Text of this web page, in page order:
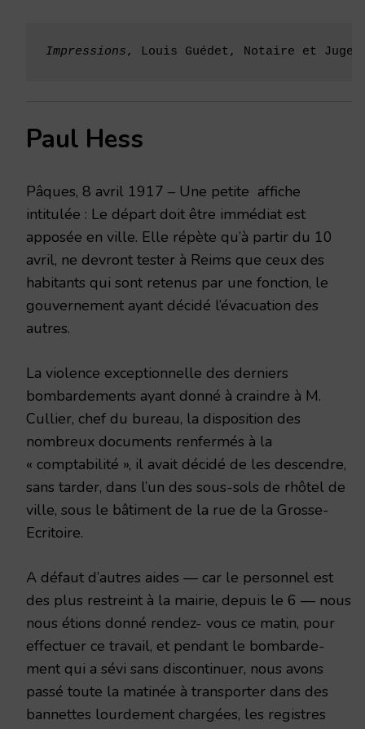
Impressions, Louis Guédet, Notaire et
Paul Hess
Pâques, 8 avril 1917 – Une petite affiche
intitulée : Le départ doit être immédiat est
apposée en ville. Elle répète qu’à partir du 10
avril, ne devront tester à Reims que ceux des
habitants qui sont retenus par une fonction, le
gouvernement ayant décidé l’évacuation des
autres.
La violence exceptionnelle des derniers
bombardements ayant donné à craindre à M.
Cullier, chef du bureau, la disposition des
nombreux documents renfermés à la
« comptabilité », il avait décidé de les descendre,
sans tarder, dans l’un des sous-sols de rhôtel de
ville, sous le bâtiment de la rue de la Grosse-
Ecritoire.
A défaut d’autres aides — car le personnel est
des plus res­treint à la mairie, depuis le 6 — nous
nous étions donné rendez- vous ce matin, pour
effectuer ce travail, et pendant le bombarde­
ment qui a sévi sans discontinuer, nous avons
passé toute la mati­née à transporter dans des
bannettes lourdement chargées, les registres